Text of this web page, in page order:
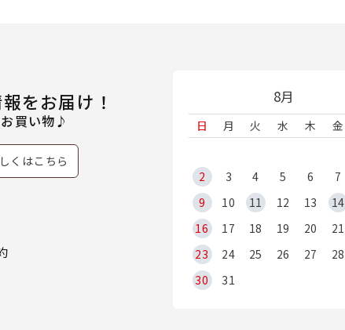
8月
日 月 火 水 木 金
2
3 4 5 6 7
9
10 11 12 13 14
16
17 18 19 20 21
23
24 25 26 27 28
30
31
をお届け！
買い物♪
くはこちら